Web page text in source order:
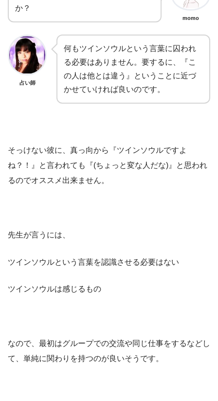
か？
momo
占い師
何もツインソウルという言葉に囚われ
る必要はありません。要するに、『こ
の人は他とは違う』ということに近づ
かせていければ良いのです。
そっけない彼に、真っ向から『ツインソウルですよ
ね？！』と言われても『(ちょっと変な人だな)』と思われ
るのでオススメ出来ません。
先生が言うには、
ツインソウルという言葉を認識させる必要はない
ツインソウルは感じるもの
なので、最初はグループでの交流や同じ仕事をするなどし
て、単純に関わりを持つのが良いそうです。